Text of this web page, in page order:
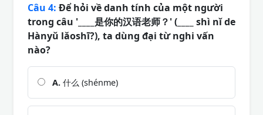
Câu 4: Để hỏi về danh tính của một người
trong câu '____是你的汉语老师？' (____ shì nǐ de
Hànyǔ lǎoshī?), ta dùng đại từ nghi vấn
nào?
A. 什么 (shénme)